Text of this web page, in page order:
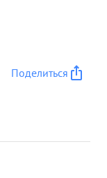
Поделиться